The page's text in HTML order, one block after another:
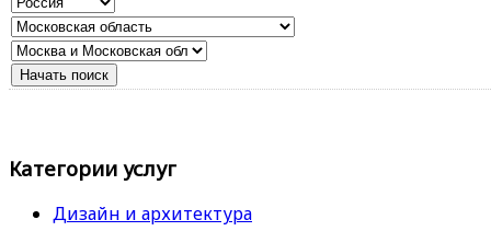
Категории услуг
Дизайн и архитектура